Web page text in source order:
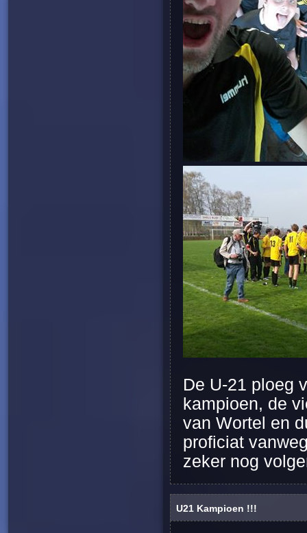
De U-21 ploeg
kampioen, de
van Wortel en
proficiat
zeker nog
U21 Kampioen !!!